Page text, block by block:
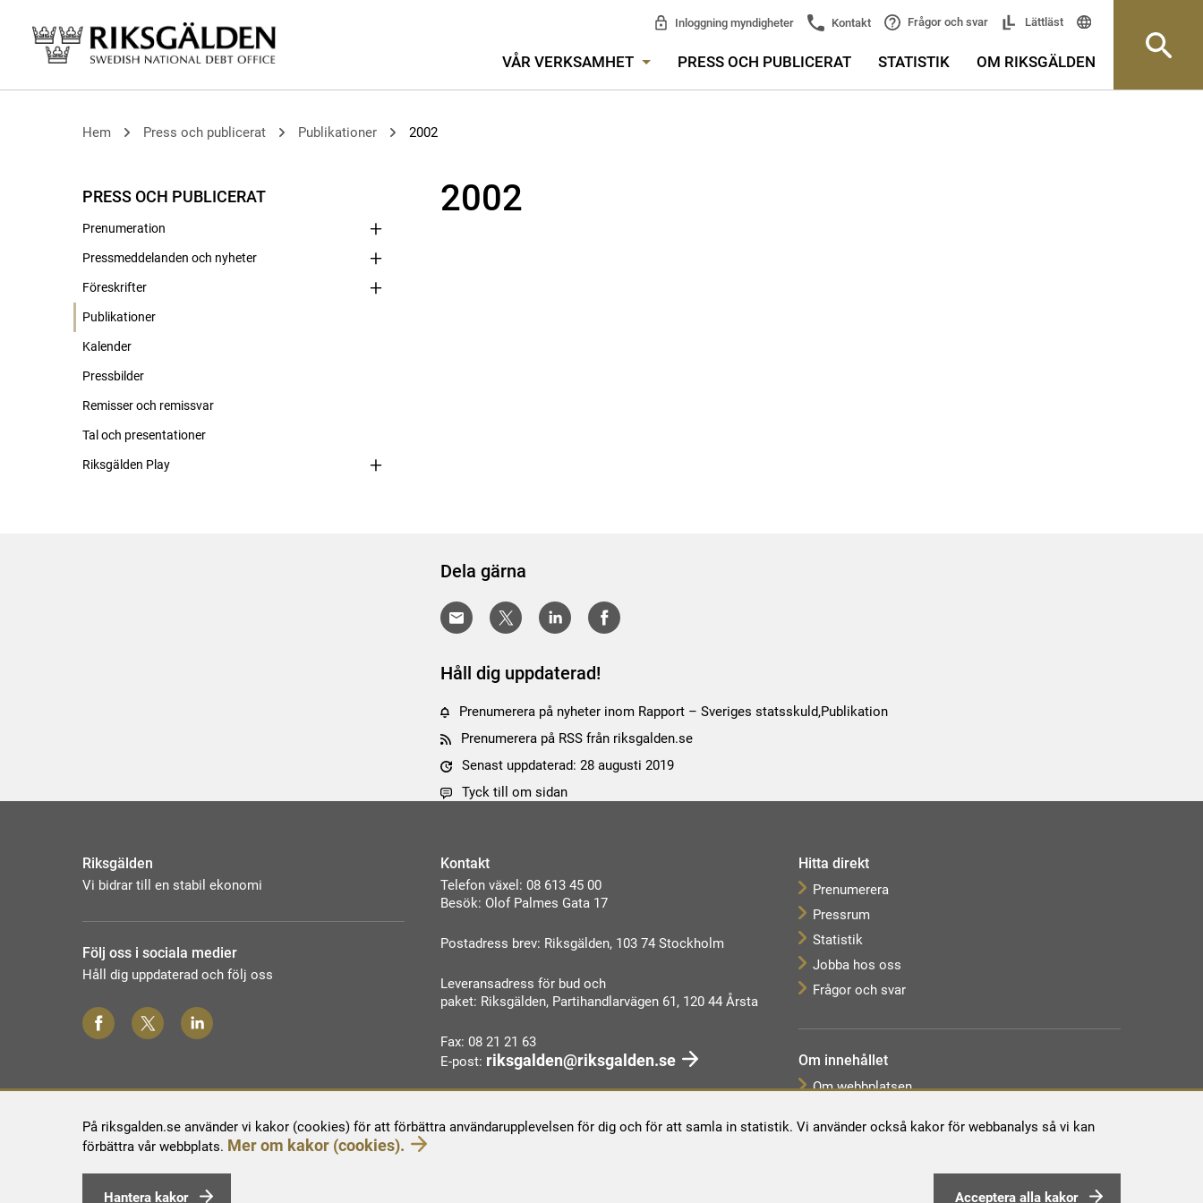
På riksgalden.se använder vi kakor (cookies) för att förbättra användarupplevelsen för dig och för att samla in statistik. Vi använder också kakor för webbanalys så vi kan
förbättra vår webbplats. Mer om kakor (cookies).
Hantera kakor Acceptera alla kakor
Inloggning myndigheter Kontakt Frågor och svar Lättläst
VÅR VERKSAMHET PRESS OCH PUBLICERAT STATISTIK OM RIKSGÄLDEN
Hem Press och publicerat Publikationer 2002
PRESS OCH PUBLICERAT
Prenumeration
Pressmeddelanden och nyheter
Föreskrifter
Publikationer
Kalender
Pressbilder
Remisser och remissvar
Tal och presentationer
Riksgälden Play
2002
Dela gärna
Håll dig uppdaterad!
Prenumerera på nyheter inom Rapport – Sveriges statsskuld,Publikation
Prenumerera på RSS från riksgalden.se
Senast uppdaterad: 28 augusti 2019
Tyck till om sidan
Riksgälden
Vi bidrar till en stabil ekonomi
Följ oss i sociala medier
Håll dig uppdaterad och följ oss
Kontakt
Telefon växel: 08 613 45 00
Besök: Olof Palmes Gata 17
Postadress brev: Riksgälden, 103 74 Stockholm
Leveransadress för bud och
paket: Riksgälden, Partihandlarvägen 61, 120 44 Årsta
Fax: 08 21 21 63
E-post: riksgalden@riksgalden.se
Hitta direkt
Prenumerera
Pressrum
Statistik
Jobba hos oss
Frågor och svar
Om innehållet
Om webbplatsen
Tillgänglighetsredogörelse